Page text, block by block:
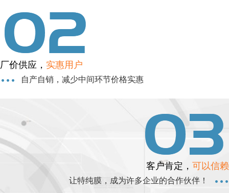
厂价供应， 实惠用户
自产自销，减少中间环节价格实惠
客户肯定， 可以信赖
让特纯膜，成为许多企业的合作伙伴！